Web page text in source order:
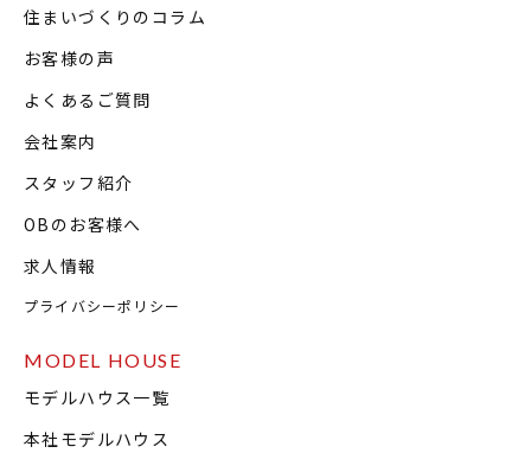
住まいづくりのコラム
お客様の声
よくあるご質問
会社案内
スタッフ紹介
OBのお客様へ
求人情報
プライバシーポリシー
MODEL HOUSE
モデルハウス一覧
本社モデルハウス